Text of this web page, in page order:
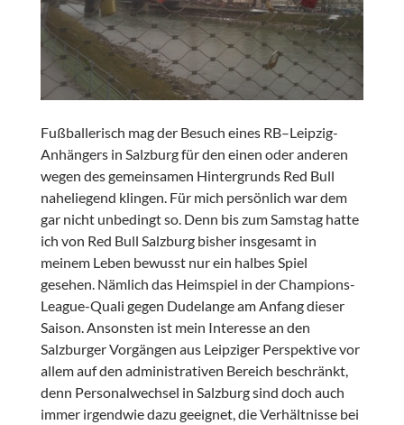
Fußballerisch mag der Besuch eines RB–Leipzig-
Anhängers in Salzburg für den einen oder anderen
wegen des gemeinsamen Hintergrunds Red Bull
naheliegend klingen. Für mich persönlich war dem
gar nicht unbedingt so. Denn bis zum Samstag hatte
ich von Red Bull Salzburg bisher insgesamt in
meinem Leben bewusst nur ein halbes Spiel
gesehen. Nämlich das Heimspiel in der Champions-
League-Quali gegen Dudelange am Anfang dieser
Saison. Ansonsten ist mein Interesse an den
Salzburger Vorgängen aus Leipziger Perspektive vor
allem auf den administrativen Bereich beschränkt,
denn Personalwechsel in Salzburg sind doch auch
immer irgendwie dazu geeignet, die Verhältnisse bei